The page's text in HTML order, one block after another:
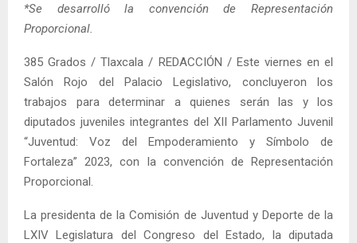
*Se desarrolló la convención de Representación
Proporcional.
385 Grados / Tlaxcala / REDACCIÓN / Este viernes en el
Salón Rojo del Palacio Legislativo, concluyeron los
trabajos para determinar a quienes serán las y los
diputados juveniles integrantes del XII Parlamento Juvenil
“Juventud: Voz del Empoderamiento y Símbolo de
Fortaleza” 2023, con la convención de Representación
Proporcional.
La presidenta de la Comisión de Juventud y Deporte de la
LXIV Legislatura del Congreso del Estado, la diputada